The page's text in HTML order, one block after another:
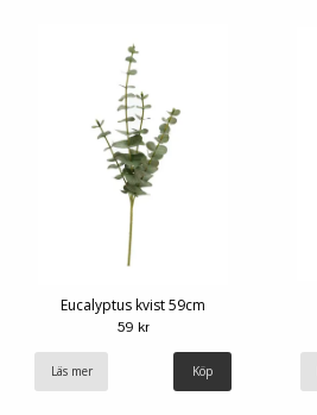
Eucalyptus kvist 59cm
59 kr
Läs mer